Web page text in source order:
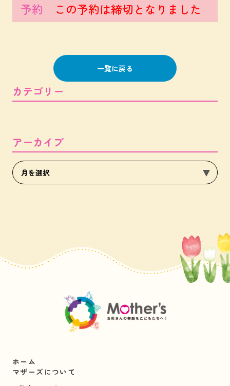
予約 この予約は締切となりました
一覧に戻る
カテゴリー
アーカイブ
ホーム
マザーズについて